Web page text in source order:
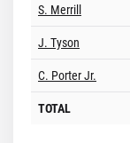
S. Merrill
J. Tyson
C. Porter Jr.
TOTAL